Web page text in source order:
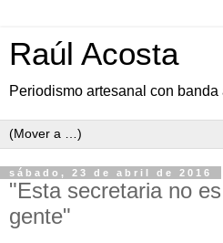
Raúl Acosta
Periodismo artesanal con banda
sábado, 23 de abril de 2016
"Esta secretaria no
gente"